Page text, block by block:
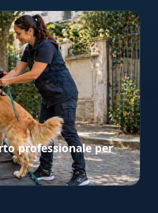
professionale per